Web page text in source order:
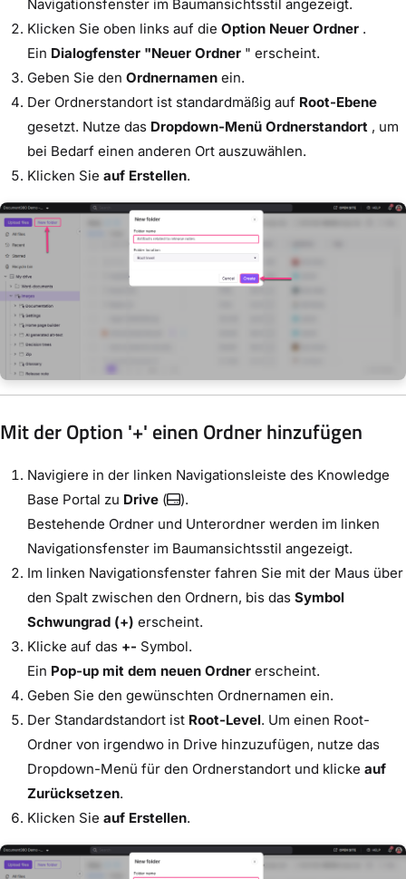
Navigationsfenster im Baumansichtsstil angezeigt.
Klicken Sie oben links auf die Option Neuer Ordner .
Ein Dialogfenster "Neuer Ordner " erscheint.
Geben Sie den Ordnernamen ein.
Der Ordnerstandort ist standardmäßig auf Root-Ebene
gesetzt. Nutze das Dropdown-Menü Ordnerstandort , um
bei Bedarf einen anderen Ort auszuwählen.
Klicken Sie auf Erstellen.
Mit der Option '+' einen Ordner hinzufügen
Navigiere in der linken Navigationsleiste des Knowledge
Base Portal zu Drive (
).
Bestehende Ordner und Unterordner werden im linken
Navigationsfenster im Baumansichtsstil angezeigt.
Im linken Navigationsfenster fahren Sie mit der Maus über
den Spalt zwischen den Ordnern, bis das Symbol
Schwungrad (+) erscheint.
Klicke auf das +- Symbol.
Ein Pop-up mit dem neuen Ordner erscheint.
Geben Sie den gewünschten Ordnernamen ein.
Der Standardstandort ist Root-Level. Um einen Root-
Ordner von irgendwo in Drive hinzuzufügen, nutze das
Dropdown-Menü für den Ordnerstandort und klicke auf
Zurücksetzen.
Klicken Sie auf Erstellen.